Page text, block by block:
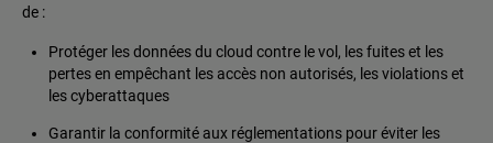
de :
Protéger les données du cloud contre le vol, les fuites et les
pertes en empêchant les accès non autorisés, les violations et
les cyberattaques
Garantir la conformité aux réglementations pour éviter les